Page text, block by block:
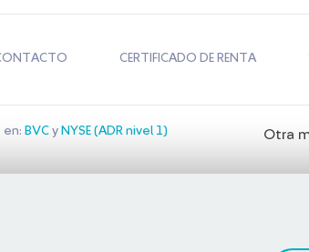
CERTIFICADO DE RENTA
en: BVCy NYSE (ADR nivel 1) Otra